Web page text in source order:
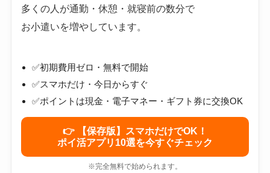
多くの人が通勤・休憩・就寝前の数分で
お小遣いを増やしています。
✅初期費用ゼロ・無料で開始
✅スマホだけ・今日からすぐ
✅ポイントは現金・電子マネー・ギフト券に交換OK
👉 【保存版】スマホだけでOK！
ポイ活アプリ10選を今すぐチェック
※完全無料で始められます。